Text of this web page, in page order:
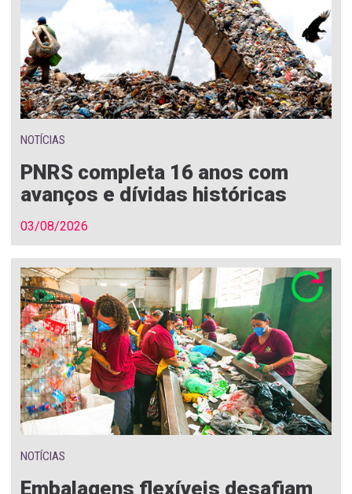
NOTÍCIAS
PNRS completa 16 anos com
avanços e dívidas históricas
03/08/2026
NOTÍCIAS
Embalagens flexíveis desafiam